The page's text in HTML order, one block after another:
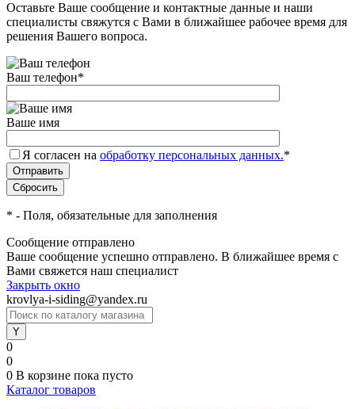
Оставьте Ваше сообщение и контактные данные и наши
специалисты свяжутся с Вами в ближайшее рабочее время для
решения Вашего вопроса.
Ваш телефон*
Ваше имя
Я согласен на обработку персональных данных.*
* - Поля, обязательные для заполнения
Сообщение отправлено
Ваше сообщение успешно отправлено. В ближайшее время с
Вами свяжется наш специалист
Закрыть окно
krovlya-i-siding@yandex.ru
0
0
0 В корзине пока пусто
Каталог товаров